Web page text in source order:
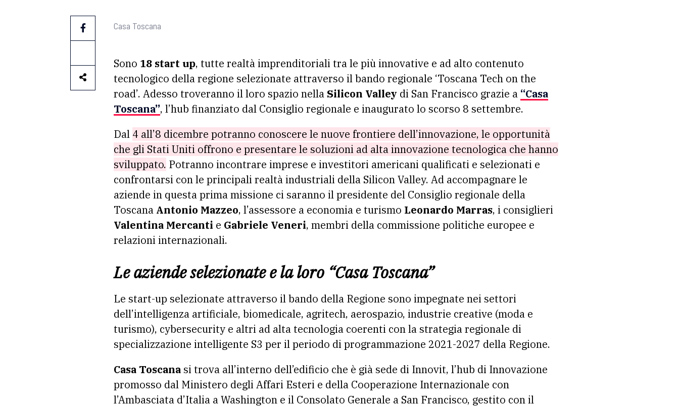
Casa Toscana
Sono 18 start up, tutte realtà imprenditoriali tra le più innovative e ad alto contenuto
tecnologico della regione selezionate attraverso il bando regionale ‘Toscana Tech on the
road’. Adesso troveranno il loro spazio nella Silicon Valley di San Francisco grazie a “Casa
Toscana”, l’hub finanziato dal Consiglio regionale e inaugurato lo scorso 8 settembre.
Dal 4 all’8 dicembre potranno conoscere le nuove frontiere dell’innovazione, le opportunità
che gli Stati Uniti offrono e presentare le soluzioni ad alta innovazione tecnologica che hanno
sviluppato. Potranno incontrare imprese e investitori americani qualificati e selezionati e
confrontarsi con le principali realtà industriali della Silicon Valley. Ad accompagnare le
aziende in questa prima missione ci saranno il presidente del Consiglio regionale della
Toscana Antonio Mazzeo, l’assessore a economia e turismo Leonardo Marras, i consiglieri
Valentina Mercanti e Gabriele Veneri, membri della commissione politiche europee e
relazioni internazionali.
Le aziende selezionate e la loro “Casa Toscana”
Le start-up selezionate attraverso il bando della Regione sono impegnate nei settori
dell’intelligenza artificiale, biomedicale, agritech, aerospazio, industrie creative (moda e
turismo), cybersecurity e altri ad alta tecnologia coerenti con la strategia regionale di
specializzazione intelligente S3 per il periodo di programmazione 2021-2027 della Regione.
Casa Toscana si trova all’interno dell’edificio che è già sede di Innovit, l’hub di Innovazione
promosso dal Ministero degli Affari Esteri e della Cooperazione Internazionale con
l’Ambasciata d’Italia a Washington e il Consolato Generale a San Francisco, gestito con il